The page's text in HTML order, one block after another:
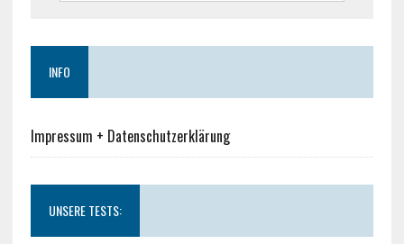
INFO
Impressum + Datenschutzerklärung
UNSERE TESTS: